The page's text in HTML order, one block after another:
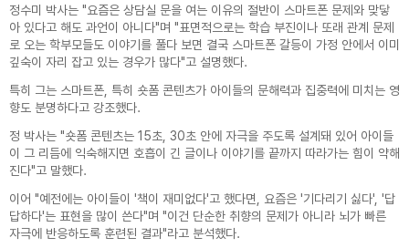
정수미 박사는 "요즘은 상담실 문을 여는 이유의 절반이 스마트폰 문제와 맞닿
아 있다고 해도 과언이 아니다"며 "표면적으로는 학습 부진이나 또래 관계 문제
로 오는 학부모들도 이야기를 풀다 보면 결국 스마트폰 갈등이 가정 안에서 이미
깊숙이 자리 잡고 있는 경우가 많다"고 설명했다.
특히 그는 스마트폰, 특히 숏폼 콘텐츠가 아이들의 문해력과 집중력에 미치는 영
향도 분명하다고 강조했다.
정 박사는 "숏폼 콘텐츠는 15초, 30초 안에 자극을 주도록 설계돼 있어 아이들
이 그 리듬에 익숙해지면 호흡이 긴 글이나 이야기를 끝까지 따라가는 힘이 약해
진다"고 말했다.
이어 "예전에는 아이들이 '책이 재미없다'고 했다면, 요즘은 '기다리기 싫다', '답
답하다'는 표현을 많이 쓴다"며 "이건 단순한 취향의 문제가 아니라 뇌가 빠른
자극에 반응하도록 훈련된 결과"라고 분석했다.
웰마인드 심리상담센터는 정보통신망 이용촉진
및 정보보호 등에 관한 법률, 개인정보보호법 등
관련 법령상의 개인정보보호 규정을 준수하며,
정보통신망 이용촉진 및 정보보호 등에 관한 법
률 제27조의2에 의거하여 개인정보처리방침을
있습니다.
는 개인정보에 적용되며 다음과 같은 내용을 담
고 있습니다.
가. 수집하는 개인정보의 항목
1) 서비스 이용과정에서 아래와 같은 정보들이
자동으로 생성되어 수집될 수 있습니다.
- 접속 정보, 서비스 이용 기록, 접속로그
1. 개인정보의 수집 및 이용 목적
1) 당사는 다음과 같은 업무 수행을 위하여 개
인정보를 수집 및 이용합니다.
- 예약신청
도로는 이용되지 않으며 수집 목적이 변경될 경
2. 수집하는 개인정보의 항목
1) 개인정보 항목: 이름, 휴대폰
2) 수집방법 : 홈페이지
- 개인정보 수집 및 이용목적이 달성된 후에는
해당 정보를 지체 없이 파기합니다.
4. 동의를 거부할 권리가 있다는 사실 및 동의
1. 개인정보의 수집 및 이용 목적
1) 당사는 다음과 같은 업무 수행을 위하여 개
인정보를 수집 및 이용합니다.
- EAP 문의
도로는 이용되지 않으며 수집 목적이 변경될 경
2. 수집하는 개인정보의 항목
1) 개인정보 항목: 회사(기관)명, 이름, 휴대폰,
이메일
3. 개인정보의 보유 및 이용기간
- 개인정보 수집 및 이용목적이 달성된 후에는
해당 정보를 지체 없이 파기합니다.
본 웹사이트에 게시된 이메일 주소가 전자우편
수집 프로그램이나 그 밖의 기술적 장치를 이용
하여 무단으로 수집되는 것을 거부하며, 이를 위
반시 정보통신망법에 의해 형사처벌됨을 유념하
시기 바랍니다.
정보통신망법 제 50조의 2 (전자우편주소의 무
가 명시된 인터넷 홈페이지 에서 자동으로 전자
우편주소를 수집하는 프로그램 그 밖의 기술적
장치를 이용하여 전자우편주소를 수집하여서는
우편주소를 판매·유통하여서는 아니된다.
누구든지 제1항 및 제2항의 규정에 의하여 수집·
판매 및 유통이 금지된 전자 우편주소임을 알고
이를 정보전송에 이용하여서는 아니된다.